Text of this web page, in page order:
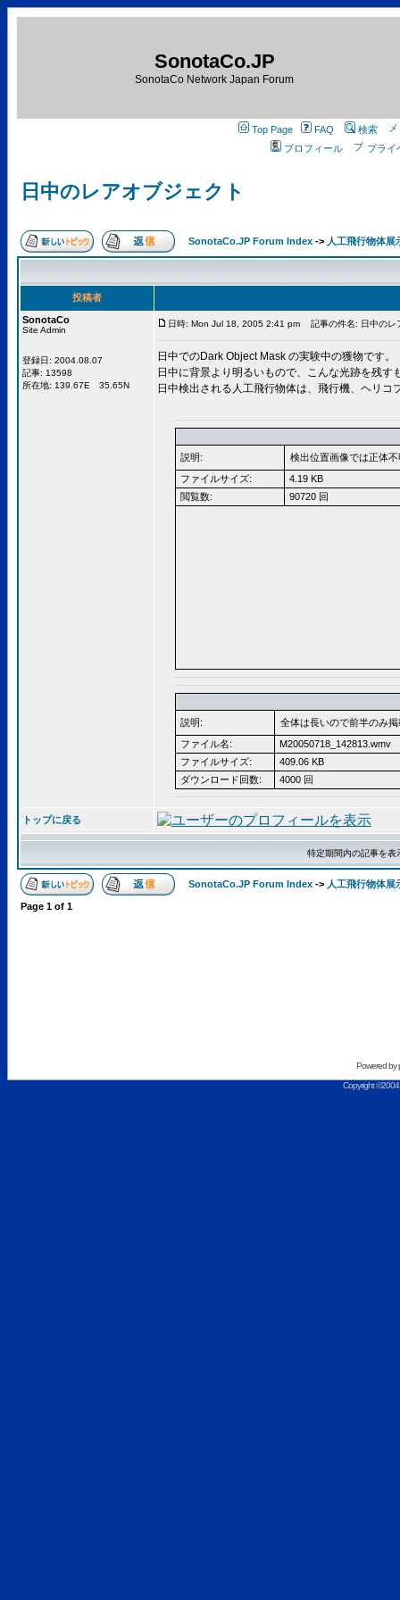
SonotaCo.JP
SonotaCo Network Japan Forum
Top Page FAQ
検索
プロフィール
プライ
日中のレアオブジェクト
SonotaCo.JP Forum Index -> 人工飛行物体展
投稿者
SonotaCo
Site Admin
登録日: 2004.08.07
記事: 13598
所在地: 139.67E 35.65N
日時: Mon Jul 18, 2005 2:41 pm 記事の件名: 日中のレ
日中でのDark Object Mask の実験中の獲物です。
日中に背景より明るいもので、こんな光跡を残
日中検出される人工飛行物体は、飛行機、ヘリ
説明:
検出位置画像では正体
ファイルサイズ:
4.19 KB
閲覧数:
90720 回
説明:
全体は長いので前半のみ
ファイル名:
M20050718_142813.wmv
ファイルサイズ:
409.06 KB
ダウンロード回数:
4000 回
トップに戻る
特定期間内の記事を
SonotaCo.JP Forum Index -> 人工飛行物体展
Page 1 of 1
Powered by
Copyright ©2004